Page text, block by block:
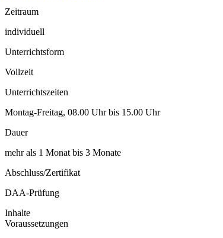
Zeitraum
individuell
Unterrichtsform
Vollzeit
Unterrichtszeiten
Montag-Freitag, 08.00 Uhr bis 15.00 Uhr
Dauer
mehr als 1 Monat bis 3 Monate
Abschluss/Zertifikat
DAA-Prüfung
Inhalte
Voraussetzungen